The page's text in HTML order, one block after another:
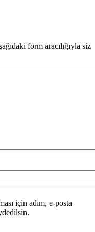
form aracılığıyla siz
için adım, e-posta